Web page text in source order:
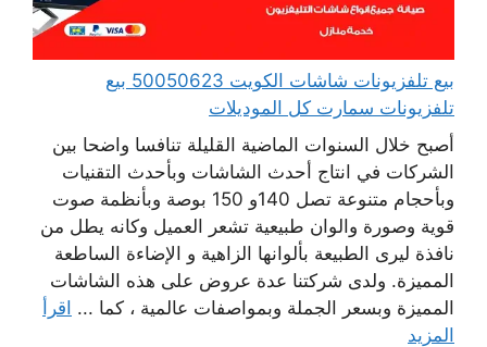
بيع تلفزيونات شاشات الكويت 50050623 بيع
تلفزيونات سمارت كل الموديلات
أصبح خلال السنوات الماضية القليلة تنافسا واضحا بين
الشركات في انتاج أحدث الشاشات وبأحدث التقنيات
وبأحجام متنوعة تصل 140و 150 بوصة وبأنظمة صوت
قوية وصورة والوان طبيعية تشعر العميل وكانه يطل من
نافذة ليرى الطبيعة بألوانها الزاهية و الإضاءة الساطعة
المميزة. ولدى شركتنا عدة عروض على هذه الشاشات
المميزة وبسعر الجملة وبمواصفات عالمية ، كما ... اقرأ
المزيد